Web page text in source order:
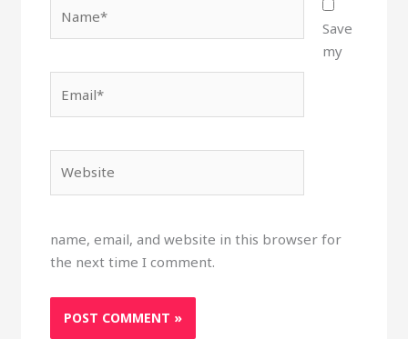
Save
my
name, email, and website in this browser for
the next time I comment.